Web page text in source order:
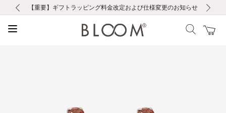
お修理・アフターサービスのご案内
【重要】令和８年熊本地震に伴う集配への影響について
【重要】ギフトラッピング料金改定および仕様変更のお知らせ
【重要】夏季休業の営業についてのご案内
税込5,500円以上で送料無料｜最短24時間以内に発送
新規会員登録で1000ポイントプレゼント！
LINE友だち登録で500円クーポンプレゼント
会員限定！レビュー投稿で100ポイントプレゼント
お修理・アフターサービスのご案内
【重要】令和８年熊本地震に伴う集配への影響について